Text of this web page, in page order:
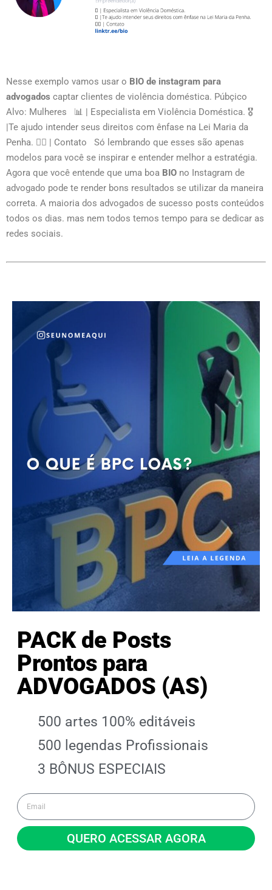
Nesse exemplo vamos usar o BIO de instagram para
advogados captar clientes de violência doméstica. Púbçico
Alvo: Mulheres 📊 | Especialista em Violência Doméstica. 🎖
|Te ajudo intender seus direitos com ênfase na Lei Maria da
Penha. 👇🏻 | Contato Só lembrando que esses são apenas
modelos para você se inspirar e entender melhor a estratégia.
Agora que você entende que uma boa BIO no Instagram de
advogado pode te render bons resultados se utilizar da maneira
correta. A maioria dos advogados de sucesso posts conteúdos
todos os dias. mas nem todos temos tempo para se dedicar as
redes sociais.
PACK de Posts
Prontos para
ADVOGADOS (AS)
500 artes 100% editáveis​
500 legendas Profissionais
3 BÔNUS ESPECIAIS
QUERO ACESSAR AGORA